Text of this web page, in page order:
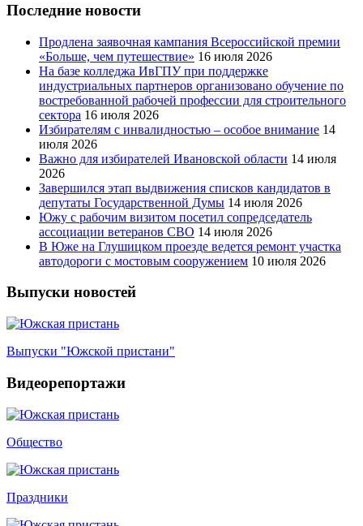
Последние новости
Продлена заявочная кампания Всероссийской премии
«Больше, чем путешествие» 16 июля 2026
На базе колледжа ИвГПУ при поддержке
индустриальных партнеров организовано обучение по
востребованной рабочей профессии для строительного
сектора 16 июля 2026
Избирателям с инвалидностью – особое внимание 14
июля 2026
Важно для избирателей Ивановской области 14 июля
2026
Завершился этап выдвижения списков кандидатов в
депутаты Государственной Думы 14 июля 2026
Южу с рабочим визитом посетил сопредседатель
ассоциации ветеранов СВО 14 июля 2026
В Юже на Глушицком проезде ведется ремонт участка
автодороги с мостовым сооружением 10 июля 2026
Выпуски новостей
Выпуски "Южской пристани"
Видеорепортажи
Общество
Праздники